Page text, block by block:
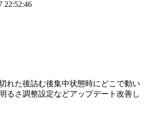
22:52:46
れた後詰む後集中状態時にどこで動い
るさ調整設定などアップデート改善し